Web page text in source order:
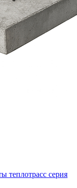
теплотрасс серия